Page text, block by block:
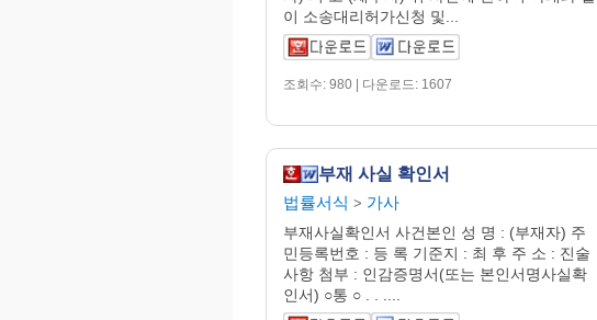
이 소송대리허가신청 및...
조회수: 980 | 다운로드: 1607
부재 사실 확인서
법률서식 > 가사
부재사실확인서 사건본인 성 명 : (부재자) 주
민등록번호 : 등 록 기준지 : 최 후 주 소 : 진술
사항 첨부 : 인감증명서(또는 본인서명사실확
인서) ○통 ○ . . ....